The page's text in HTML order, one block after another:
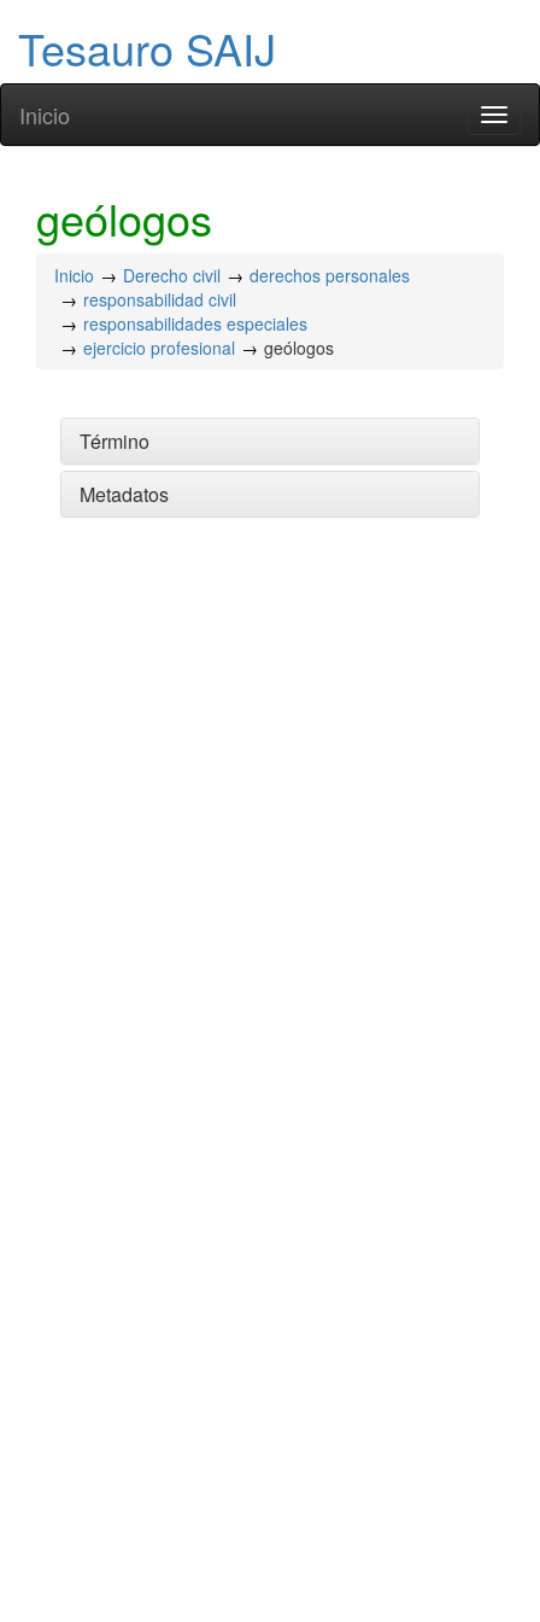
Tesauro SAIJ
Inicio
geólogos
Inicio Derecho civil
derechos personales
responsabilidad civil
responsabilidades especiales
ejercicio profesional
geólogos
Término
Metadatos